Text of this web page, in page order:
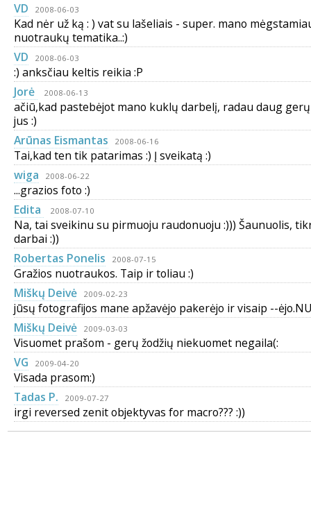
VD
2008-06-03
Kad nėr už ką : ) vat su lašeliais - super. mano
nuotraukų tematika..:)
VD
2008-06-03
:) anksčiau keltis reikia :P
Jorė
2008-06-13
ačiū,kad pastebėjot mano kuklų darbelį, radau daug
jus :)
Arūnas Eismantas
2008-06-16
Tai,kad ten tik patarimas :) Į sveikatą :)
wiga
2008-06-22
...grazios foto :)
Edita
2008-07-10
Na, tai sveikinu su pirmuoju raudonuoju :))) Šaunuolis,
darbai :))
Robertas Ponelis
2008-07-15
Gražios nuotraukos. Taip ir toliau :)
Miškų Deivė
2009-02-23
jūsų fotografijos mane apžavėjo pakerėjo ir visaip --
Miškų Deivė
2009-03-03
Visuomet prašom - gerų žodžių niekuomet negaila(:
VG
2009-04-20
Visada prasom:)
Tadas P.
2009-07-27
irgi reversed zenit objektyvas for macro??? :))